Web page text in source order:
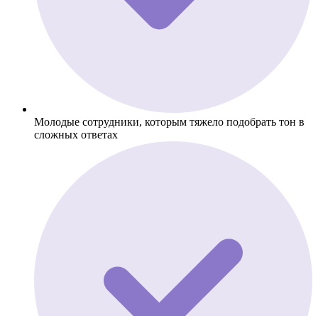
Молодые сотрудники, которым тяжело подобрать тон в
сложных ответах